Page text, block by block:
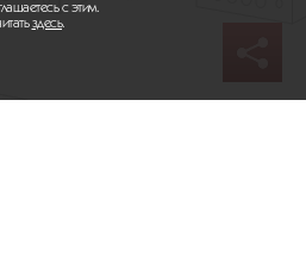
с этим.
здесь.